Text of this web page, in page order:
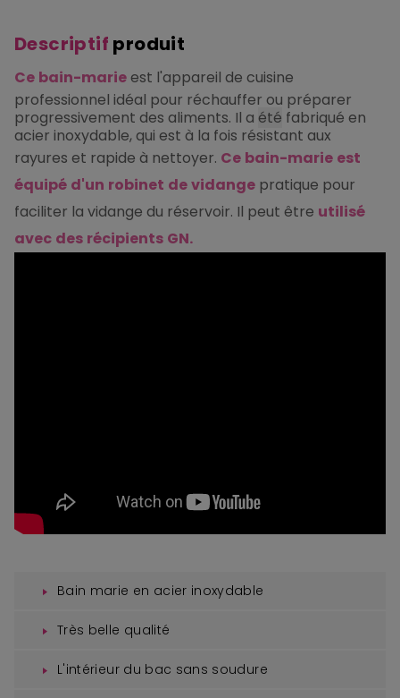
Descriptif produit
Ce bain-marieest l'appareil de cuisine
professionnel idéal pour réchauffer ou préparer
progressivement des aliments. Il a été fabriqué en
acier inoxydable,qui est à la fois résistant aux
rayures et rapide à nettoyer. Ce bain-marie est
équipé d'un robinet devidange pratique pour
faciliter la vidange du réservoir. Il peut être utilisé
avec des récipients GN.
Bain marie en acier inoxydable
Très belle qualité
L'intérieur du bac sans soudure